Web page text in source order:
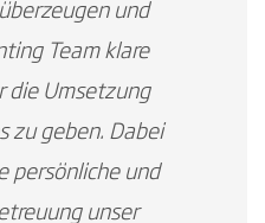
und
Team klare
die Umsetzung
zu geben. Dabei
persönliche und
unser